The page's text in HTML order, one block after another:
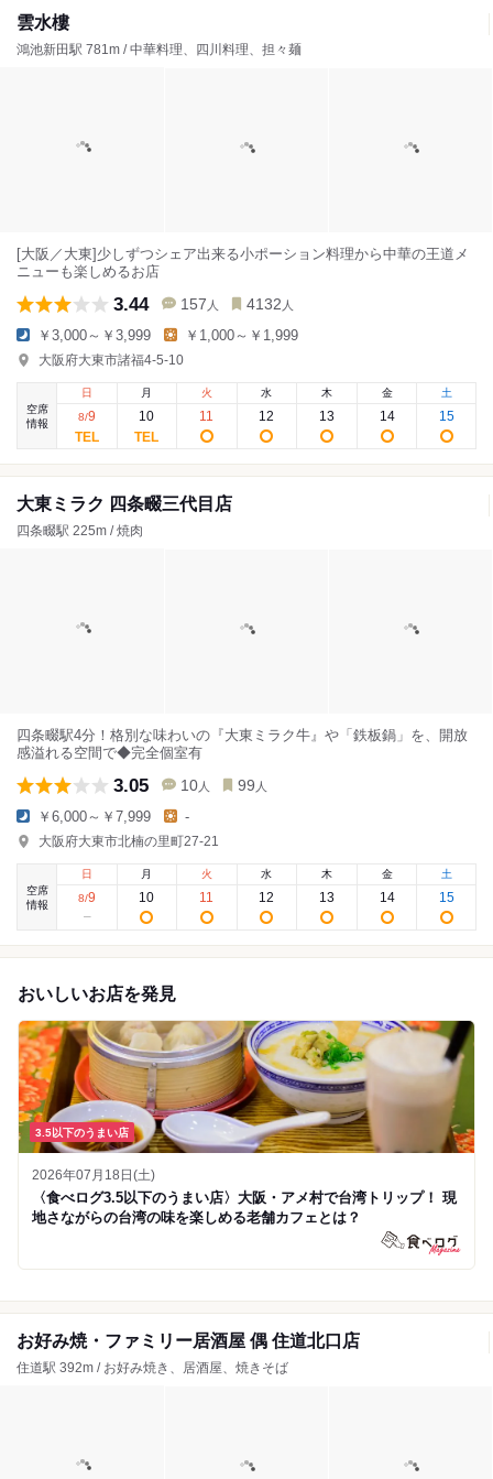
雲水樓
鴻池新田駅 781m / 中華料理、四川料理、担々麺
[大阪／大東]少しずつシェア出来る小ポーション料理から中華の王道メ
ニューも楽しめるお店
3.44 157 人 4132 人
￥3,000～￥3,999 ￥1,000～￥1,999
大阪府大東市諸福4-5-10
空席
情報
日
8/9
月
10
火
11
水
12
木
13
金
14
土
15
大東ミラク 四条畷三代目店
四条畷駅 225m / 焼肉
四条畷駅4分！格別な味わいの『大東ミラク牛』や「鉄板鍋」を、開放
感溢れる空間で◆完全個室有
3.05 10 人 99 人
￥6,000～￥7,999 -
大阪府大東市北楠の里町27-21
空席
情報
日
8/9
月
10
火
11
水
12
木
13
金
14
土
15
おいしいお店を発見
3.5以下のうまい店
2026年07月18日(土)
〈食べログ3.5以下のうまい店〉大阪・アメ村で台湾トリップ！ 現
地さながらの台湾の味を楽しめる老舗カフェとは？
お好み焼・ファミリー居酒屋 偶 住道北口店
住道駅 392m / お好み焼き、居酒屋、焼きそば